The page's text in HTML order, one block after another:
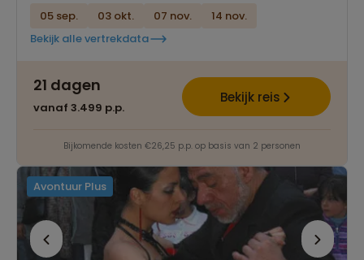
05 sep. 03 okt. 07 nov.
14 nov.
Bekijk alle vertrekdata
21 dagen
vanaf 3.499 p.p.
Bekijk reis
Bijkomende kosten €26,25 p.p. op basis van 2 personen
Avontuur Plus